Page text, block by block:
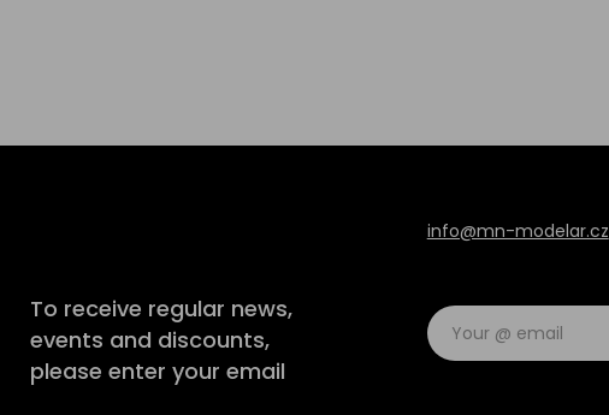
info@mn-modelar.cz
To receive regular news,
events and discounts,
please enter your email